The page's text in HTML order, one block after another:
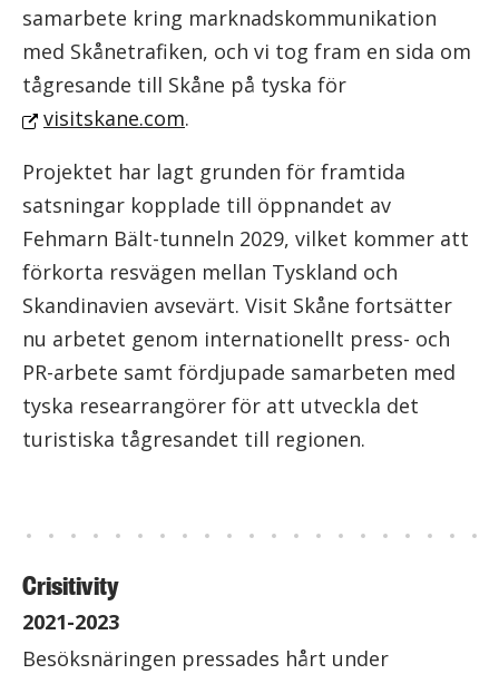
samarbete kring marknadskommunikation
med Skånetrafiken, och vi tog fram en sida om
tågresande till Skåne på tyska för
visitskane.com.
Projektet har lagt grunden för framtida
satsningar kopplade till öppnandet av
Fehmarn Bält-tunneln 2029, vilket kommer att
förkorta resvägen mellan Tyskland och
Skandinavien avsevärt. Visit Skåne fortsätter
nu arbetet genom internationellt press- och
PR-arbete samt fördjupade samarbeten med
tyska researrangörer för att utveckla det
turistiska tågresandet till regionen.
Crisitivity
2021-2023
Besöksnäringen pressades hårt under